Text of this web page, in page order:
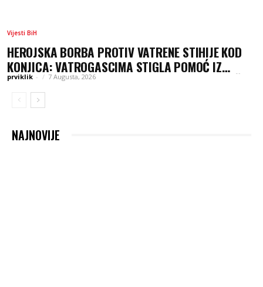
Vijesti BiH
HEROJSKA BORBA PROTIV VATRENE STIHIJE KOD
KONJICA: VATROGASCIMA STIGLA POMOĆ IZ
SARAJEVA, HELIKOPTERI I AIR TRACTORI UDRUŽILI
SNAGE
prviklik - 7 Augusta, 2026
NAJNOVIJE